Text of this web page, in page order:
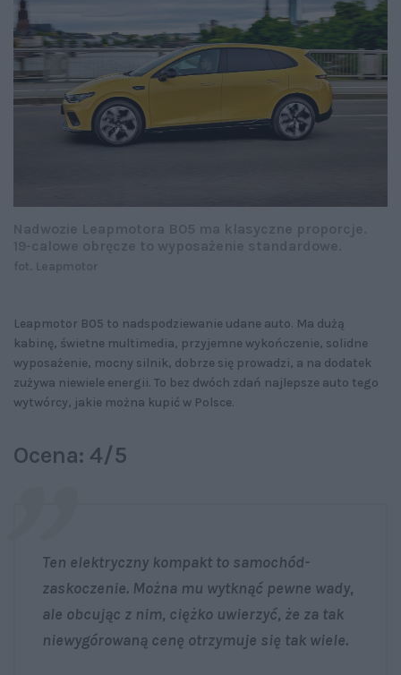
Leapmotor B05 to nadspodziewanie udane auto. Ma dużą
kabinę, świetne multimedia, przyjemne wykończenie, solidne
wyposażenie, mocny silnik, dobrze się prowadzi, a na dodatek
zużywa niewiele energii. To bez dwóch zdań najlepsze auto tego
wytwórcy, jakie można kupić w Polsce.
Ocena: 4/5
Ten elektryczny kompakt to samochód-
zaskoczenie. Można mu wytknąć pewne wady,
ale obcując z nim, ciężko uwierzyć, że za tak
niewygórowaną cenę otrzymuje się tak wiele.